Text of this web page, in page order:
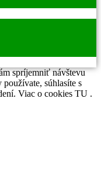
spríjemniť návštevu
súhlasíte s
Viac o cookies TU .